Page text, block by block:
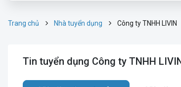
Trang chủ Nhà tuyển dụng Công ty TNHH LIVIN
Tin tuyển dụng Công ty TNHH